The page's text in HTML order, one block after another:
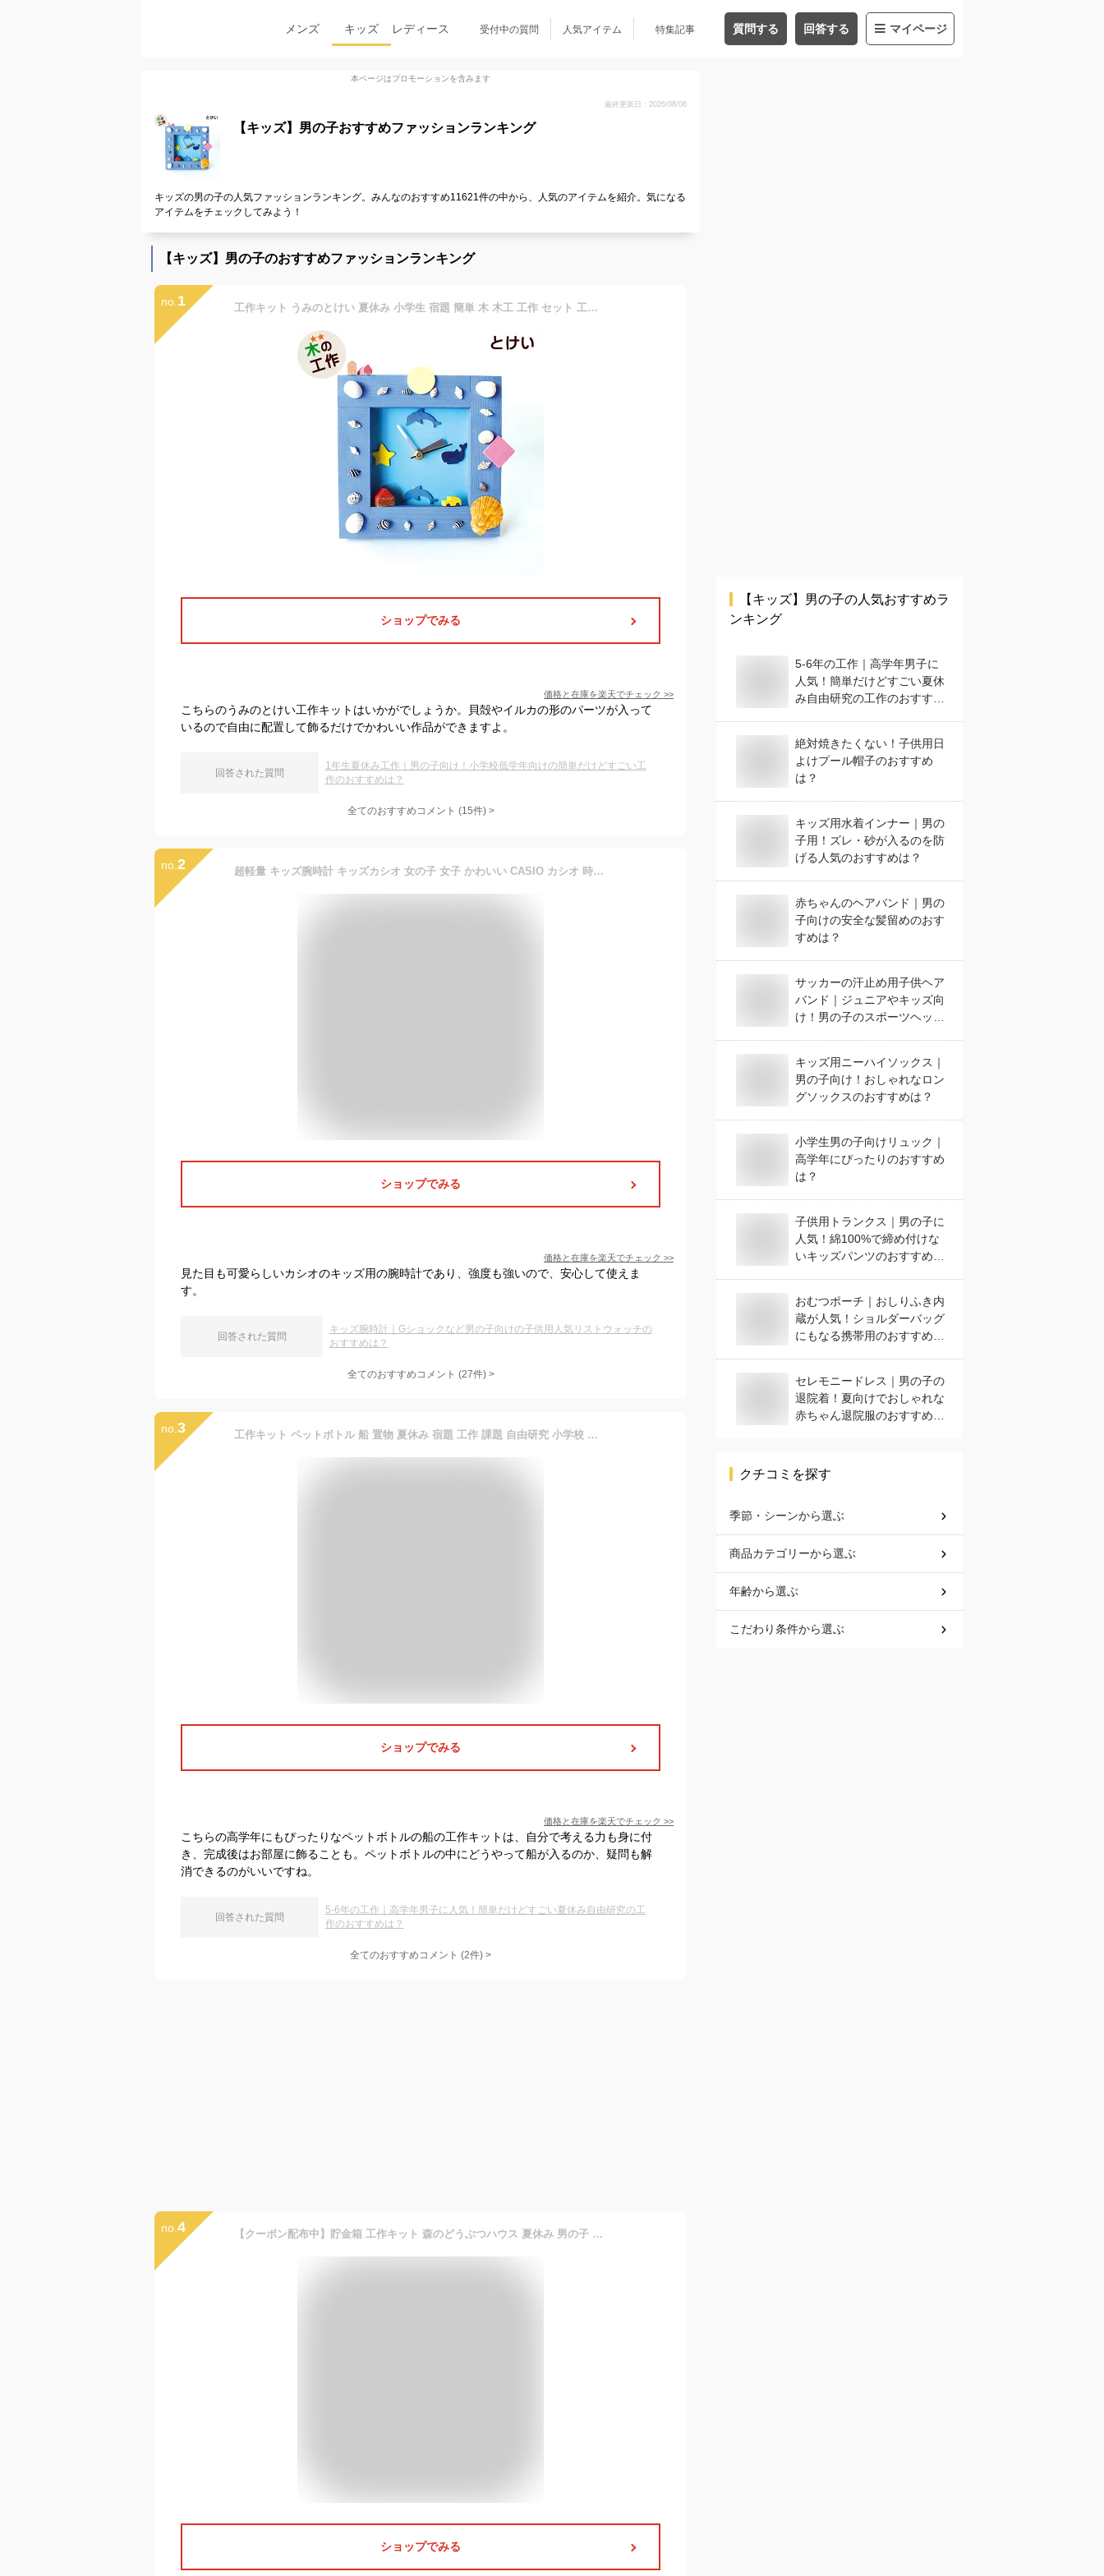
メンズ キッズ レディース 受付中の質問 人気アイテム 特集記事 質問する 回答する マイページ
本ページはプロモーションを含みます
最終更新日：2026/08/06
【キッズ】男の子おすすめファッションランキング
キッズの男の子の人気ファッションランキング。みんなのおすすめ11621件の中から、人気のアイテムを紹介。気になる
アイテムをチェックしてみよう！
【キッズ】男の子のおすすめファッションランキング
no. 1 工作キット うみのとけい 夏休み 小学生 宿題 簡単 木 木工 工作 セット 工作 キット 幼児 小学生 低学年 男の子 女の子 木製 子ども会 自由研究 工作教室 ワークショップ イベント 販促 まとめ買い 木の工作 アイスタジオウッズ A37
ショップでみる
価格と在庫を楽天でチェック >>
こちらのうみのとけい工作キットはいかがでしょうか。貝殻やイルカの形のパーツが入って
いるので自由に配置して飾るだけでかわいい作品ができますよ。
回答された質問
1年生夏休み工作｜男の子向け！小学校低学年向けの簡単だけどすごい工
作のおすすめは？
全てのおすすめコメント (15件) >
no. 2 超軽量 キッズ腕時計 キッズカシオ 女の子 女子 かわいい CASIO カシオ 時計 腕時計 ピンク キッズ 子供用腕時計 子供用時計 子ども 子供 小学生 低学年 中学年 高学年 防水 スポーツ アウトドア 軽い 軽量 遠足 修学旅行 塾 公園 習い事 ブランド 娘 孫 誕生日 プレゼント
ショップでみる
価格と在庫を楽天でチェック >>
見た目も可愛らしいカシオのキッズ用の腕時計であり、強度も強いので、安心して使えま
す。
回答された質問
キッズ腕時計｜Gショックなど男の子向けの子供用人気リストウォッチの
おすすめは？
全てのおすすめコメント (27件) >
no. 3 工作キット ペットボトル 船 置物 夏休み 宿題 工作 課題 自由研究 小学校 子供会 低学年 高学年 小学生 作品 提出
ショップでみる
価格と在庫を楽天でチェック >>
こちらの高学年にもぴったりなペットボトルの船の工作キットは、自分で考える力も身に付
き、完成後はお部屋に飾ることも。ペットボトルの中にどうやって船が入るのか、疑問も解
消できるのがいいですね。
回答された質問
5-6年の工作｜高学年男子に人気！簡単だけどすごい夏休み自由研究の工
作のおすすめは？
全てのおすすめコメント (2件) >
no. 4 【クーポン配布中】貯金箱 工作キット 森のどうぶつハウス 夏休み 男の子 女の子 小学生 低学年 高学年 子供 幼児 大人向け
ショップでみる
【キッズ】 男の子の人気おすすめラ
ンキング
5-6年の工作｜高学年男子に
人気！簡単だけどすごい夏休
み自由研究の工作のおすすめ
絶対焼きたくない！子供用日
よけプール帽子のおすすめ
は？
キッズ用水着インナー｜男の
子用！ズレ・砂が入るのを防
げる人気のおすすめは？
赤ちゃんのヘアバンド｜男の
子向けの安全な髪留めのおす
すめは？
サッカーの汗止め用子供ヘア
バンド｜ジュニアやキッズ向
け！男の子のスポーツヘッド
キッズ用ニーハイソックス｜
男の子向け！おしゃれなロン
グソックスのおすすめは？
小学生男の子向けリュック｜
高学年にぴったりのおすすめ
は？
子供用トランクス｜男の子に
人気！綿100%で締め付けな
いキッズパンツのおすすめ
おむつポーチ｜おしりふき内
蔵が人気！ショルダーバッグ
にもなる携帯用のおすすめ
セレモニードレス｜男の子の
退院着！夏向けでおしゃれな
赤ちゃん退院服のおすすめ
クチコミを探す
季節・シーンから選ぶ
商品カテゴリーから選ぶ
年齢から選ぶ
こだわり条件から選ぶ